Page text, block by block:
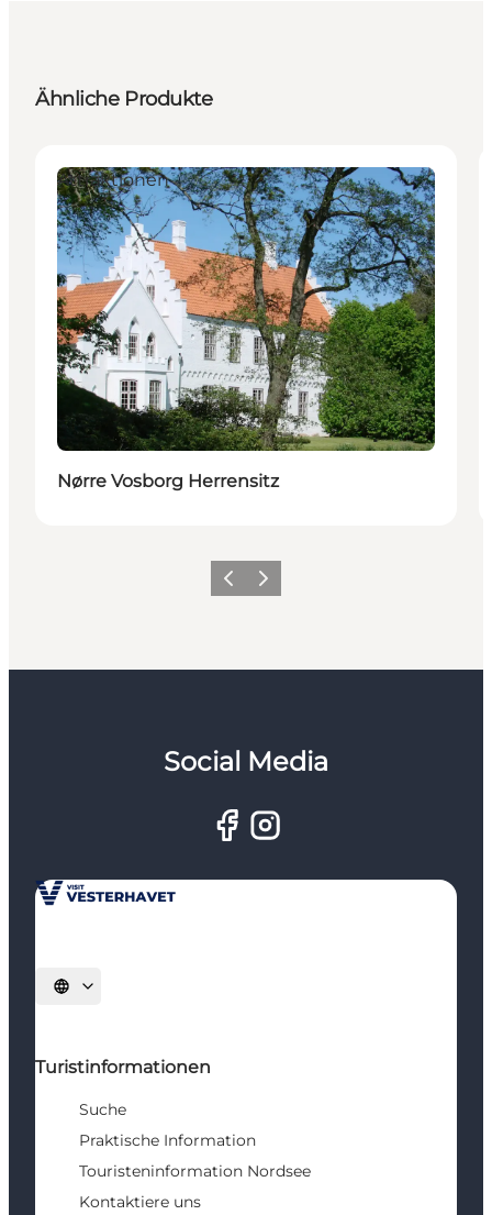
Ähnliche Produkte
Attraktionen
Nørre Vosborg Herrensitz
ZurückWeiter
Social Media
Sprache auswählen
Turistinformationen
Suche
Praktische Information
Touristeninformation Nordsee
Kontaktiere uns